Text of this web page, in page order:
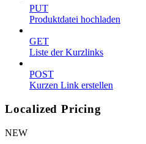
PUT
Produktdatei hochladen
GET
Liste der Kurzlinks
POST
Kurzen Link erstellen
Localized Pricing
NEW